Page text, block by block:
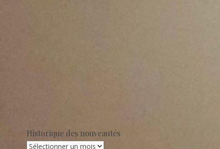
Historique des nouveautés
Historique